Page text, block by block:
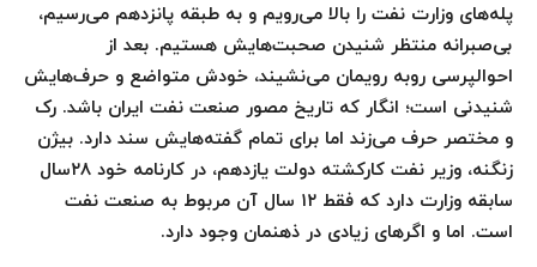
پله‌های وزارت نفت را بالا می‌رویم و به طبقه پانزدهم می‌رسیم،
بی‌صبرانه منتظر شنیدن صحبت‌هایش هستیم. بعد از
احوالپرسی روبه رویمان می‌نشیند، خودش متواضع و حرف‌هایش
شنیدنی است؛ انگار که تاریخ مصور صنعت نفت ایران باشد. رک
و مختصر حرف می‌زند اما برای تمام گفته‌هایش سند دارد. بیژن
زنگنه، وزیر نفت کارکشته دولت یازدهم، در کارنامه خود ۲۸سال
سابقه وزارت دارد که فقط ۱۲ سال آن مربوط به صنعت نفت
است. اما و اگر‌های زیادی در ذهنمان وجود دارد.